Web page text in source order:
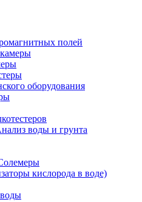
полей
оборудования
воды и грунта
кислорода в воде)